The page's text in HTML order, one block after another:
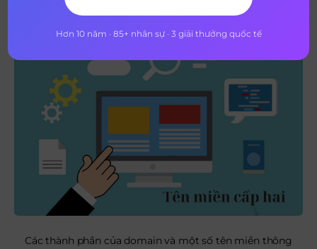
Các thành phần của domain và một số tên miền thông
Hơn 10 năm · 85+ nhân sự · 3 giải thưởng quốc tế